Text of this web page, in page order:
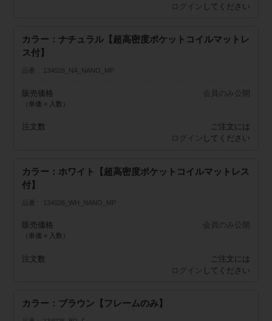
ログイン してください
カラー：ナチュラル【超高密度ポケットコイルマットレ
ス付】
品番 134026_NA_NANO_MP
販売価格
（単価 × 入数）
会員のみ公開
注文数
ご注文には
ログイン してください
カラー：ホワイト【超高密度ポケットコイルマットレス
付】
品番 134026_WH_NANO_MP
販売価格
（単価 × 入数）
会員のみ公開
注文数
ご注文には
ログイン してください
カラー：ブラウン【フレームのみ】